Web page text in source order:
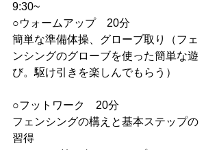
9:30~
○ウォームアップ　20分
簡単な準備体操、グローブ取り（フェ
ンシングのグローブを使った簡単な遊
び。駆け引きを楽しんでもらう）
○フットワーク　20分
フェンシングの構えと基本ステップの
習得